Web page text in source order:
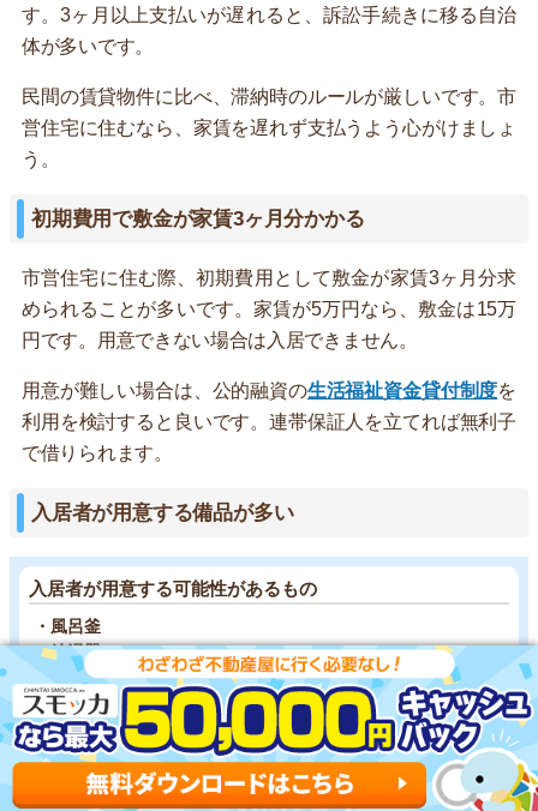
す。3ヶ月以上支払いが遅れると、訴訟手続きに移る自治
体が多いです。
民間の賃貸物件に比べ、滞納時のルールが厳しいです。市
営住宅に住むなら、家賃を遅れず支払うよう心がけましょ
う。
初期費用で敷金が家賃3ヶ月分かかる
市営住宅に住む際、初期費用として敷金が家賃3ヶ月分求
められることが多いです。家賃が5万円なら、敷金は15万
円です。用意できない場合は入居できません。
用意が難しい場合は、公的融資の生活福祉資金貸付制度を
利用を検討すると良いです。連帯保証人を立てれば無利子
で借りられます。
入居者が用意する備品が多い
入居者が用意する可能性があるもの
・風呂釜
・給湯器
・防水パン
・網戸
・障子
・窓ガラス
・エアコン
・照明 など